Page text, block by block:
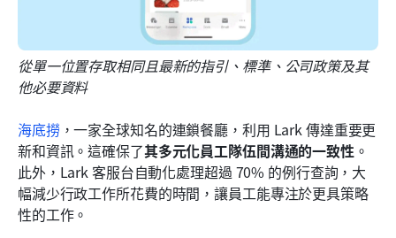
從單一位置存取相同且最新的指引、標準、公司政策及其
他必要資料
海底撈 ，一家全球知名的連鎖餐廳，利用 Lark 傳達重要更
新和資訊。這確保了其多元化員工隊伍間溝通的一致性。
此外，Lark 客服台自動化處理超過 70% 的例行查詢，大
幅減少行政工作所花費的時間，讓員工能專注於更具策略
性的工作。